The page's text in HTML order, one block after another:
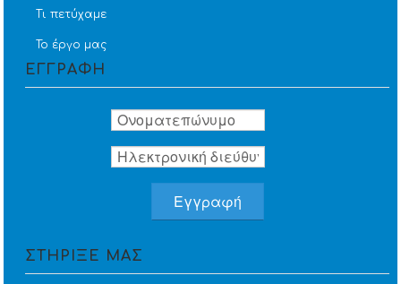
Τι πετύχαμε
Το έργο μας
ΕΓΓΡΑΦΗ
ΣΤΗΡΙΞΕ ΜΑΣ